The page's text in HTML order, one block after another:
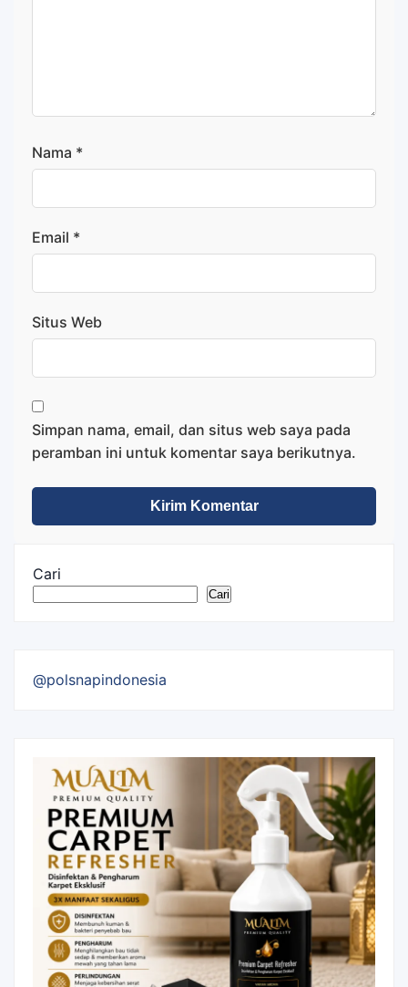
Nama *
Email *
Situs Web
Simpan nama, email, dan situs web saya pada
peramban ini untuk komentar saya berikutnya.
Cari
Cari
@polsnapindonesia